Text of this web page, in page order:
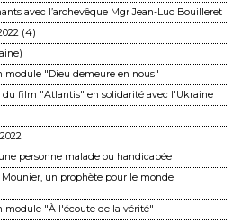
avec l’archevêque Mgr Jean-Luc Bouilleret
(4)
module "Dieu demeure en nous"
du film "Atlantis" en solidarité avec l'Ukraine
personne malade ou handicapée
un prophète pour le monde
module "À l'écoute de la vérité"